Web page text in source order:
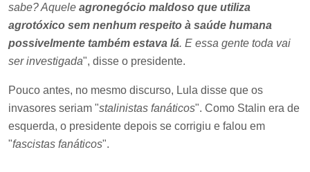
sabe? Aquele agronegócio maldoso que utiliza
agrotóxico sem nenhum respeito à saúde humana
possivelmente também estava lá. E essa gente toda vai
ser investigada", disse o presidente.
Pouco antes, no mesmo discurso, Lula disse que os
invasores seriam "stalinistas fanáticos". Como Stalin era de
esquerda, o presidente depois se corrigiu e falou em
"fascistas fanáticos".